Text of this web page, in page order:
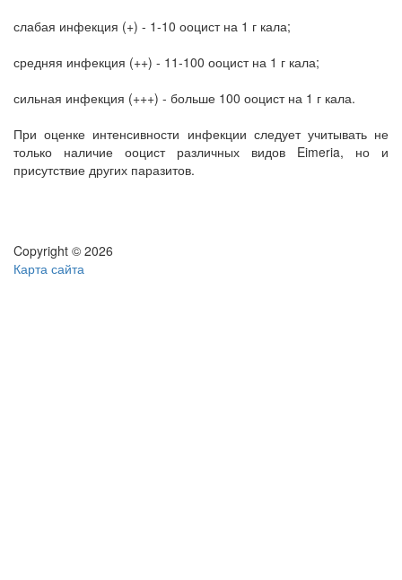
слабая инфекция (+) - 1-10 ооцист на 1 г кала;
средняя инфекция (++) - 11-100 ооцист на 1 г кала;
сильная инфекция (+++) - больше 100 ооцист на 1 г кала.
При оценке интенсивности инфекции следует учитывать не
только наличие ооцист различных видов Eimeria, но и
присутствие других паразитов.
Copyright © 2026
Карта сайта